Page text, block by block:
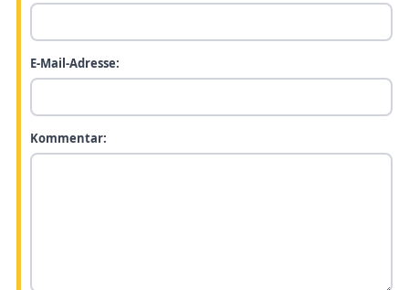
E-Mail-Adresse:
Kommentar: